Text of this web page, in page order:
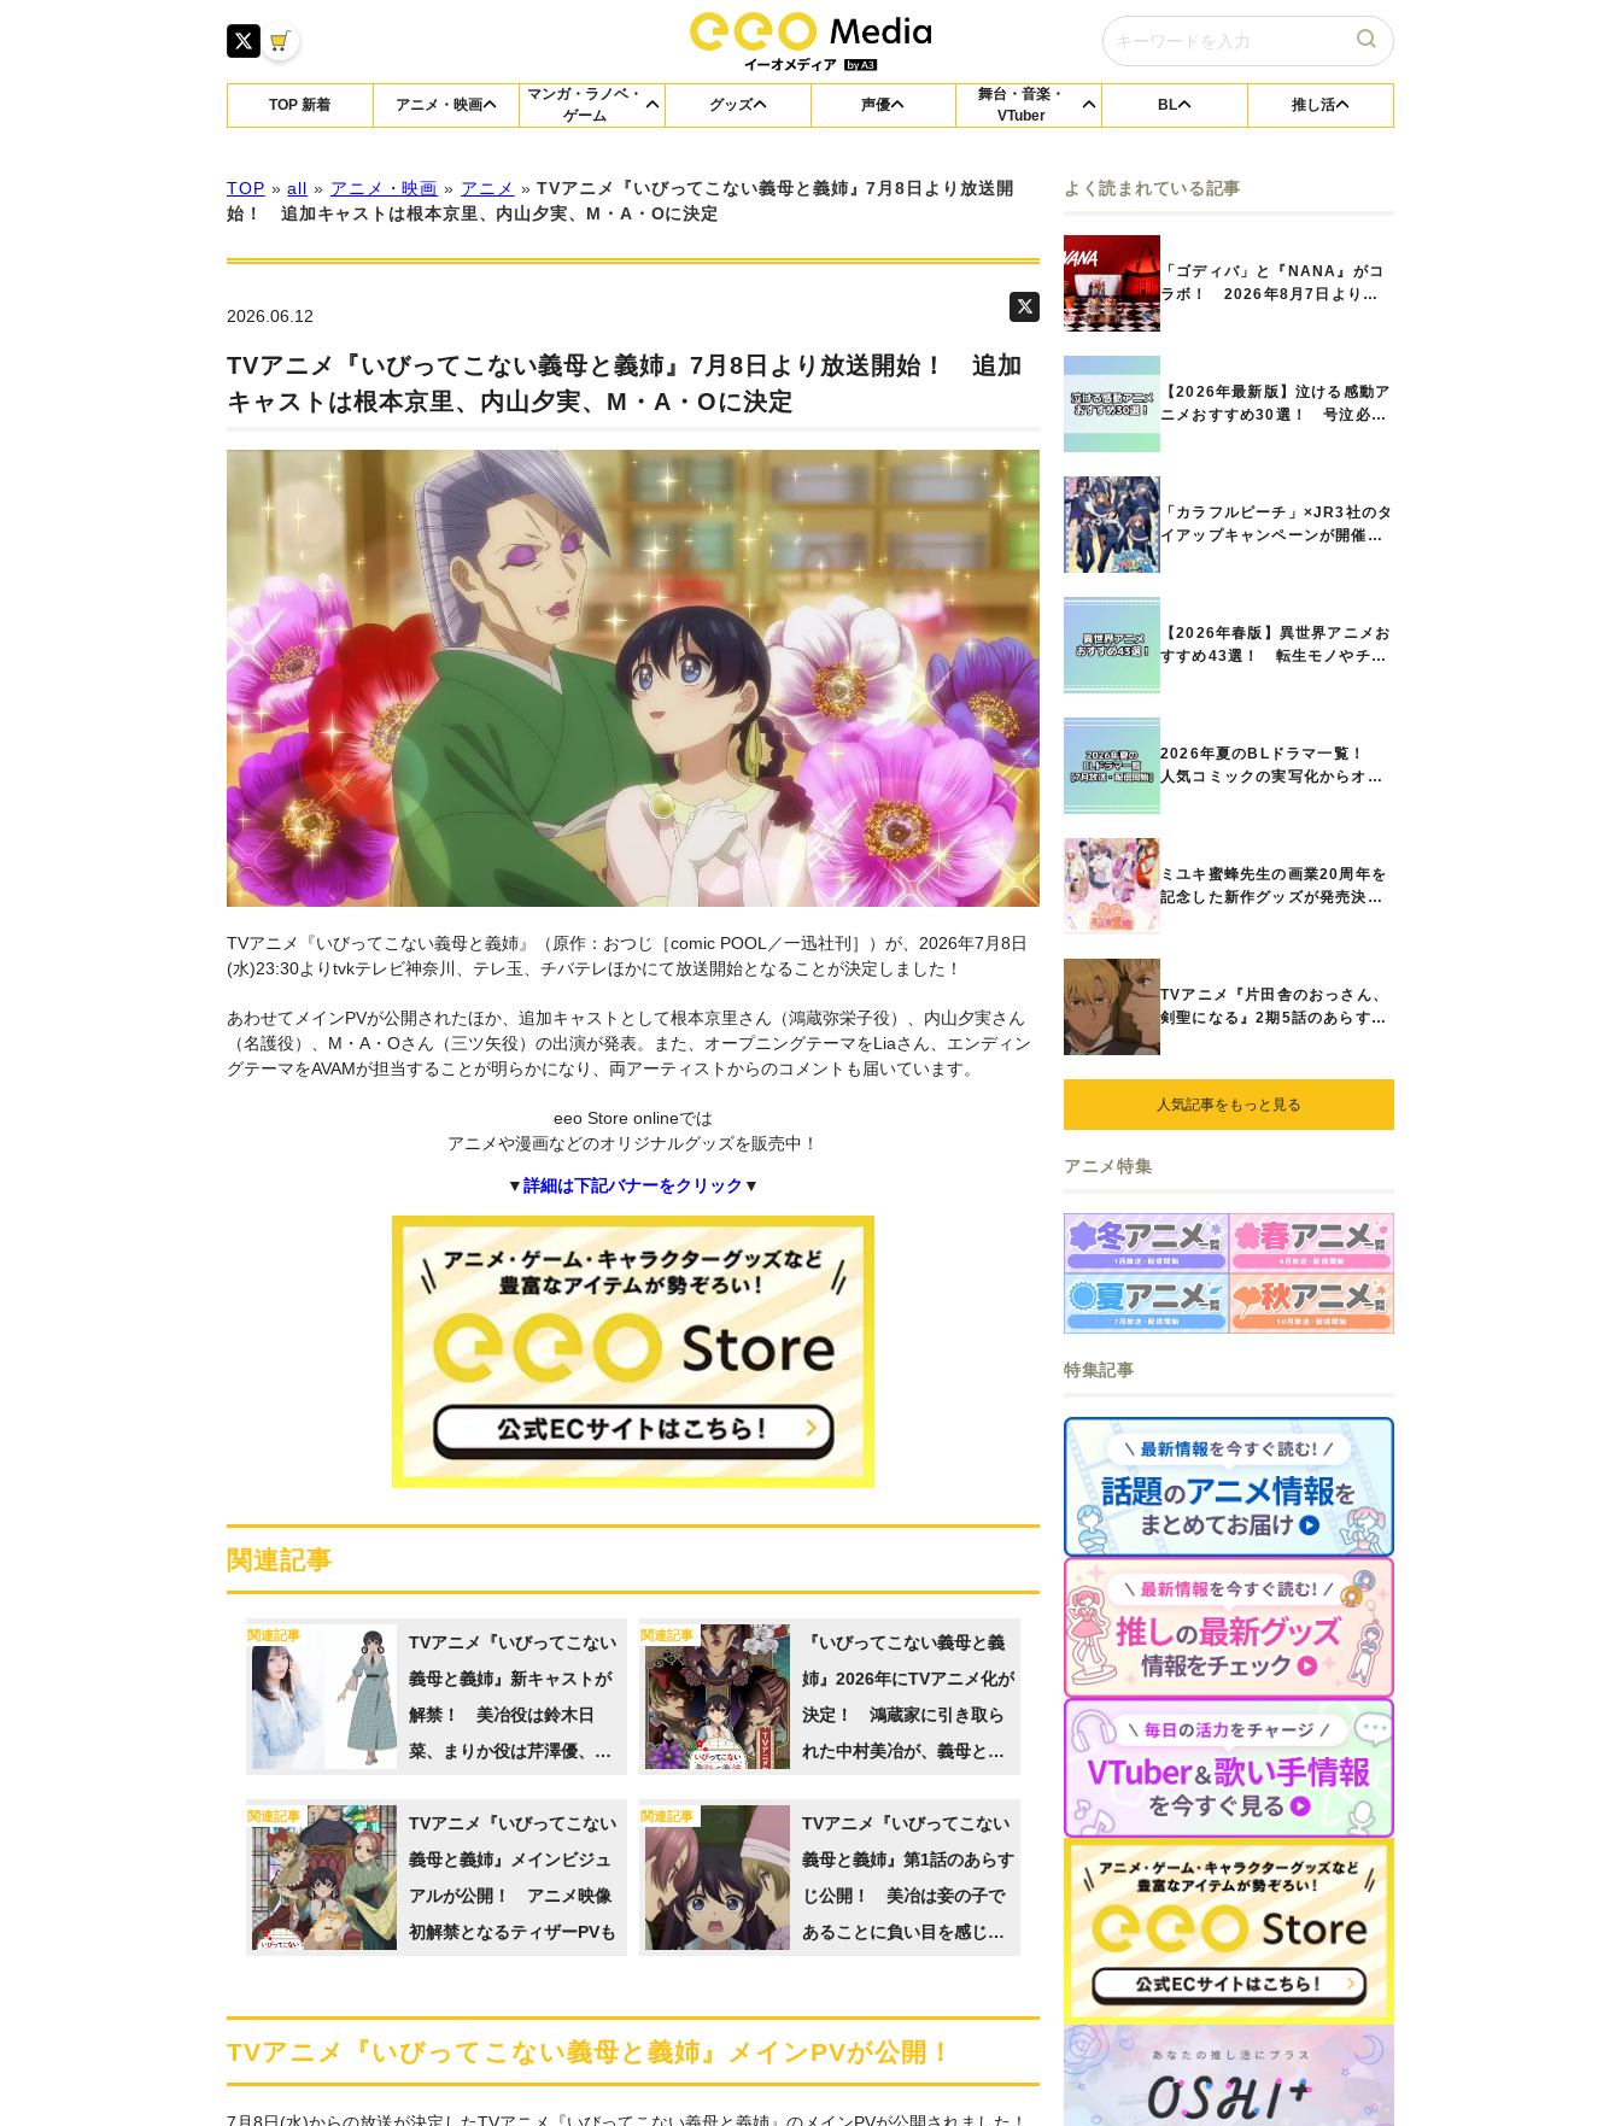
TOP 新着 アニメ・映画
マンガ・ラノベ・
ゲーム
グッズ 声優
舞台・音楽・
VTuber
BL 推し活
TOP »all » アニメ・映画 » アニメ »TVアニメ『いびってこない義母と義姉』7月8日より放送開
始！ 追加キャストは根本京里、内山夕実、M・A・Oに決定
2026.06.12
TVアニメ『いびってこない義母と義姉』7月8日より放送開始！ 追加
キャストは根本京里、内山夕実、M・A・Oに決定
TVアニメ『いびってこない義母と義姉』（原作：おつじ［comic POOL／一迅社刊］）が、2026年7月8日
(水)23:30よりtvkテレビ神奈川、テレ玉、チバテレほかにて放送開始となることが決定しました！
あわせてメインPVが公開されたほか、追加キャストとして根本京里さん（鴻蔵弥栄子役）、内山夕実さん
（名護役）、M・A・Oさん（三ツ矢役）の出演が発表。また、オープニングテーマをLiaさん、エンディン
グテーマをAVAMが担当することが明らかになり、両アーティストからのコメントも届いています。
eeo Store onlineでは
アニメや漫画などのオリジナルグッズを販売中！
▼詳細は下記バナーをクリック ▼
関連記事
関連記事
TVアニメ『いびってこない
義母と義姉』新キャストが
解禁！ 美冶役は鈴木日
菜、まりか役は芹澤優、あ
関連記事
『いびってこない義母と義
姉』2026年にTVアニメ化が
決定！ 鴻蔵家に引き取ら
れた中村美冶が、義母と義
がらも心を開いていくハー
トフルギャップコメディ
関連記事
TVアニメ『いびってこない
義母と義姉』メインビジュ
アルが公開！ アニメ映像
初解禁となるティザーPVも
関連記事
TVアニメ『いびってこない
義母と義姉』第1話のあらす
じ公開！ 美冶は妾の子で
あることに負い目を感じて
TVアニメ『いびってこない義母と義姉』メインPVが公開！
よく読まれている記事
「ゴディバ」と『NANA』がコ
ラボ！ 2026年8月7日よりシ
【2026年最新版】泣ける感動ア
ニメおすすめ30選！ 号泣必須
「カラフルピーチ」×JR3社のタ
イアップキャンペーンが開催決
【2026年春版】異世界アニメお
すすめ43選！ 転生モノやチー
2026年夏のBLドラマ一覧！
人気コミックの実写化からオリ
ミユキ蜜蜂先生の画業20周年を
記念した新作グッズが発売決
ら、ときめくアイテムが登場♪
TVアニメ『片田舎のおっさん、
剣聖になる』2期5話のあらすじ
人気記事をもっと見る
アニメ特集
特集記事